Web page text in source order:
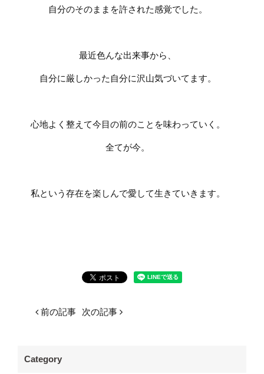
自分のそのままを許された感覚でした。
最近色んな出来事から、
自分に厳しかった自分に沢山気づいてます。
心地よく整えて今目の前のことを味わっていく。
全てが今。
私という存在を楽しんで愛して生きていきます。
前の記事 次の記事
Category